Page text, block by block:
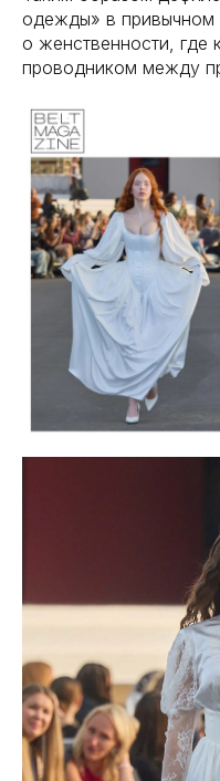
одежды» в
о женственности, где
проводником между
О нас
Функционал